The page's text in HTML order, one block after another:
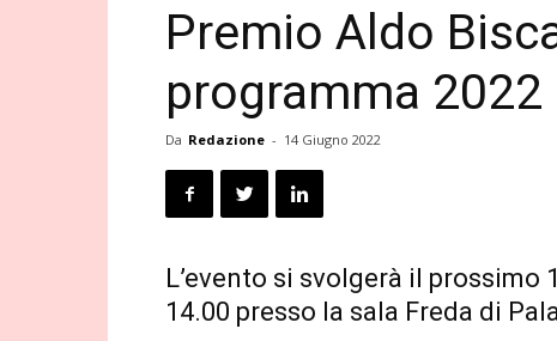
Premio Aldo
programma 2022
Da Redazione - 14 Giugno 2022
L’evento si svolgerà il prossimo
14.00 presso la sala Freda di